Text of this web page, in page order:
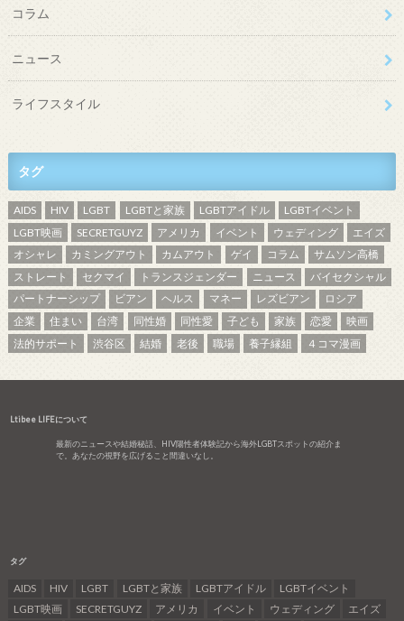
コラム
ニュース
ライフスタイル
タグ
AIDS HIV LGBT LGBTと家族 LGBTアイドル
LGBTイベント
LGBT映画
SECRETGUYZ アメリカ イベント ウェディング
エイズ
オシャレ
カミングアウト カムアウト ゲイ コラム
サムソン高橋
ストレート
セクマイ トランスジェンダー ニュース
バイセクシャル
パートナーシップ
ビアン ヘルス マネー レズビアン
ロシア
企業
住まい 台湾 同性婚 同性愛 子ども 家族 恋愛
映画
法的サポート
渋谷区 結婚 老後 職場 養子縁組 ４コマ漫画
Ltibee LIFEについて
最新のニュースや結婚秘話、HIV陽性者体験記から海外LGBTスポットの紹介ま
で。あなたの視野を広げること間違いなし。
タグ
AIDS HIV LGBT LGBTと家族 LGBTアイドル
LGBTイベント
LGBT映画
SECRETGUYZ アメリカ イベント ウェディング エイズ